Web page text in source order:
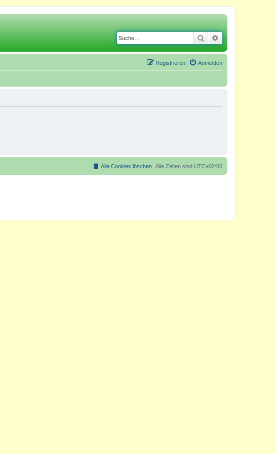
Suche
Anmelden
Registrieren
Alle Zeiten sind UTC+02:00
Alle Cookies löschen